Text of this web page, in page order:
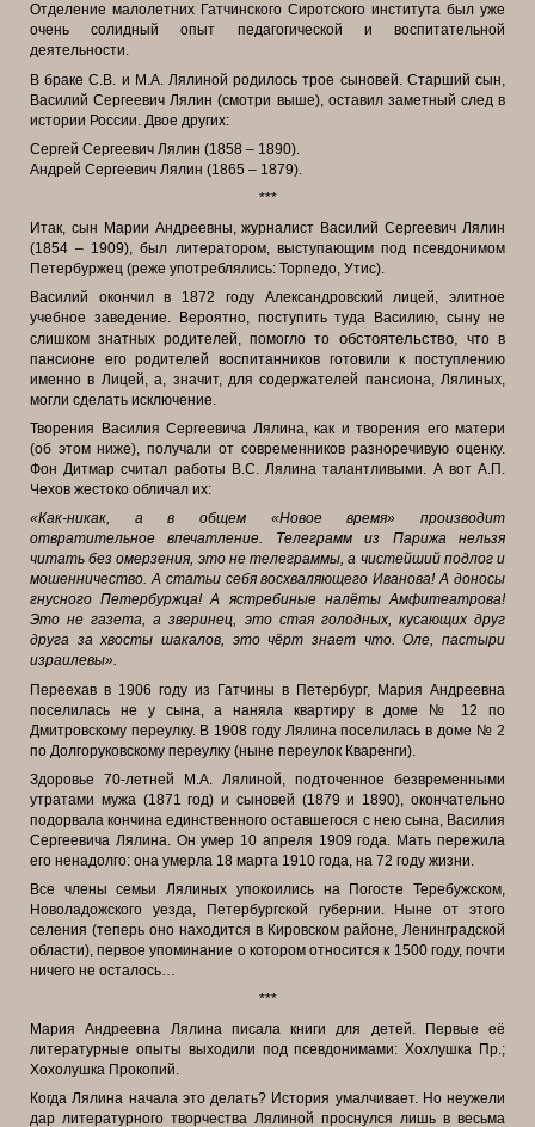
Отделение малолетних Гатчинского Сиротского института был уже
очень солидный опыт педагогической и воспитательной
деятельности.
В браке С.В. и М.А. Лялиной родилось трое сыновей. Старший сын,
Василий Сергеевич Лялин (смотри выше), оставил заметный след в
истории России. Двое других:
Сергей Сергеевич Лялин (1858 – 1890).
Андрей Сергеевич Лялин (1865 – 1879).
***
Итак, сын Марии Андреевны, журналист Василий Сергеевич Лялин
(1854 – 1909), был литератором, выступающим под псевдонимом
Петербуржец (реже употреблялись: Торпедо, Утис).
Василий окончил в 1872 году Александровский лицей, элитное
учебное заведение. Вероятно, поступить туда Василию, сыну не
слишком знатных родителей, помогло то обстоятельство,
что в
пансионе его родителей воспитанников готовили к поступлению
именно в Лицей, а, значит, для содержателей пансиона, Лялиных,
могли сделать исключение.
Творения Василия Сергеевича Лялина, как и творения его матери
(об этом ниже), получали от современников разноречивую оценку.
Фон Дитмар считал работы В.С. Лялина талантливыми. А вот А.П.
Чехов жестоко обличал их:
«Как-никак, а в общем «Новое время» производит
отвратительное впечатление. Телеграмм из Парижа нельзя
читать без омерзения, это не телеграммы, а чистейший подлог и
мошенничество. А статьи себя восхваляющего Иванова! А доносы
гнусного Петербуржца! А ястребиные налёты Амфитеатрова!
Это не газета, а зверинец, это стая голодных, кусающих друг
друга за хвосты шакалов, это чёрт знает что. Оле, пастыри
израилевы».
Переехав в 1906 году из Гатчины в Петербург, Мария Андреевна
поселилась не у сына, а наняла квартиру в доме № 12 по
Дмитровскому переулку. В 1908 году Лялина поселилась в доме № 2
по Долгоруковскому переулку (ныне переулок Кваренги).
Здоровье 70-летней М.А. Лялиной, подточенное безвременными
утратами мужа (1871 год) и сыновей (1879 и 1890), окончательно
подорвала кончина единственного оставшегося с нею сына, Василия
Сергеевича Лялина. Он умер 10 апреля 1909 года. Мать пережила
его ненадолго: она умерла 18 марта 1910 года, на 72 году жизни.
Все члены семьи Лялиных упокоились на Погосте Теребужском,
Новоладожского уезда, Петербургской губернии. Ныне от этого
селения (теперь оно находится в Кировском районе, Ленинградской
области), первое упоминание о котором относится к 1500 году, почти
ничего не осталось…
***
Мария Андреевна Лялина писала книги для детей. Первые её
литературные опыты выходили под псевдонимами: Хохлушка Пр.;
Хохолушка Прокопий.
Когда Лялина начала это делать? История умалчивает. Но неужели
дар литературного творчества Лялиной проснулся лишь в весьма